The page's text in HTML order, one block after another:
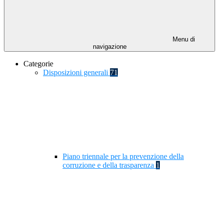
Menu di
navigazione
Categorie
Disposizioni generali 71
Piano triennale per la prevenzione della
corruzione e della trasparenza 1